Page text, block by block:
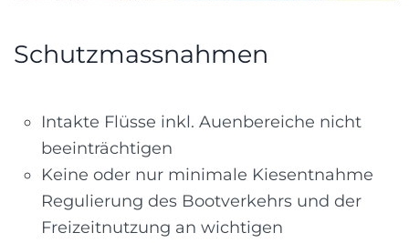
Schutzmassnahmen
Intakte Flüsse inkl. Auenbereiche nicht
beeinträchtigen
Keine oder nur minimale Kiesentnahme
Regulierung des Bootverkehrs und der
Freizeitnutzung an wichtigen